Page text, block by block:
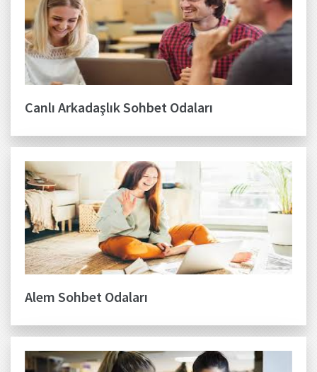
Canlı Arkadaşlık Sohbet Odaları
Alem Sohbet Odaları